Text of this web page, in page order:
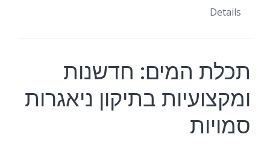
Details
תכלת המים: חדשנות
ומקצועיות בתיקון ניאגרות
סמויות